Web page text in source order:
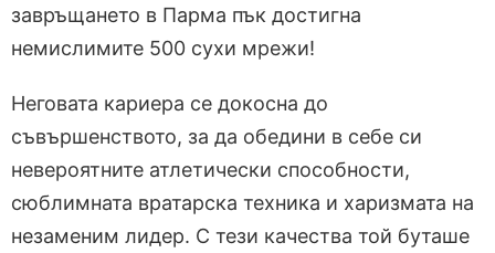
завръщането в Парма пък достигна
немислимите 500 сухи мрежи!
Неговата кариера се докосна до
съвършенството, за да обедини в себе си
невероятните атлетически способности,
сюблимната вратарска техника и харизмата на
незаменим лидер. С тези качества той буташе